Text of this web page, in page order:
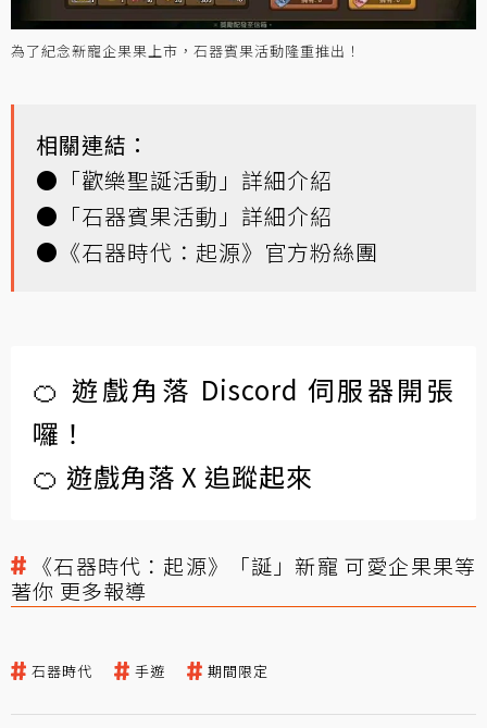
為了紀念新寵企果果上市，石器賓果活動隆重推出！
相關連結：
●「歡樂聖誕活動」詳細介紹
●「石器賓果活動」詳細介紹
●《石器時代：起源》官方粉絲團
🍊 遊戲角落 Discord 伺服器開張
囉！
🍊 遊戲角落 X 追蹤起來
《石器時代：起源》「誕」新寵 可愛企果果等
著你 更多報導
石器時代 手遊 期間限定